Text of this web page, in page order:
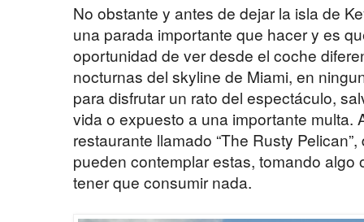
No obstante y antes de dejar la isla de
una parada importante que hacer y es
oportunidad de ver desde el coche
nocturnas del skyline de Miami, en
para disfrutar un rato del espectáculo,
vida o expuesto a una importante multa.
restaurante llamado “The Rusty
pueden contemplar estas, tomando
tener que consumir nada.